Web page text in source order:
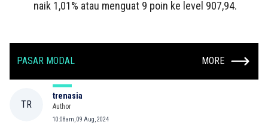
naik 1,01% atau menguat 9 poin ke level 907,94.
PASAR MODAL MORE
TR
trenasia
Author
10:08am, 09 Aug, 2024